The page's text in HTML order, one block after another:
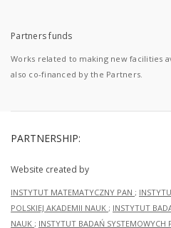
Partners funds
Works related to making new facilities
also co-financed by the Partners.
PARTNERSHIP:
Website created by
INSTYTUT MATEMATYCZNY PAN ;
POLSKIEJ AKADEMII NAUK ; INSTYTUT
NAUK ; INSTYTUT BADAŃ SYSTEMOWYCH